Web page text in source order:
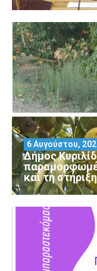
Δήμος
και τη
6 Αυγούστου,